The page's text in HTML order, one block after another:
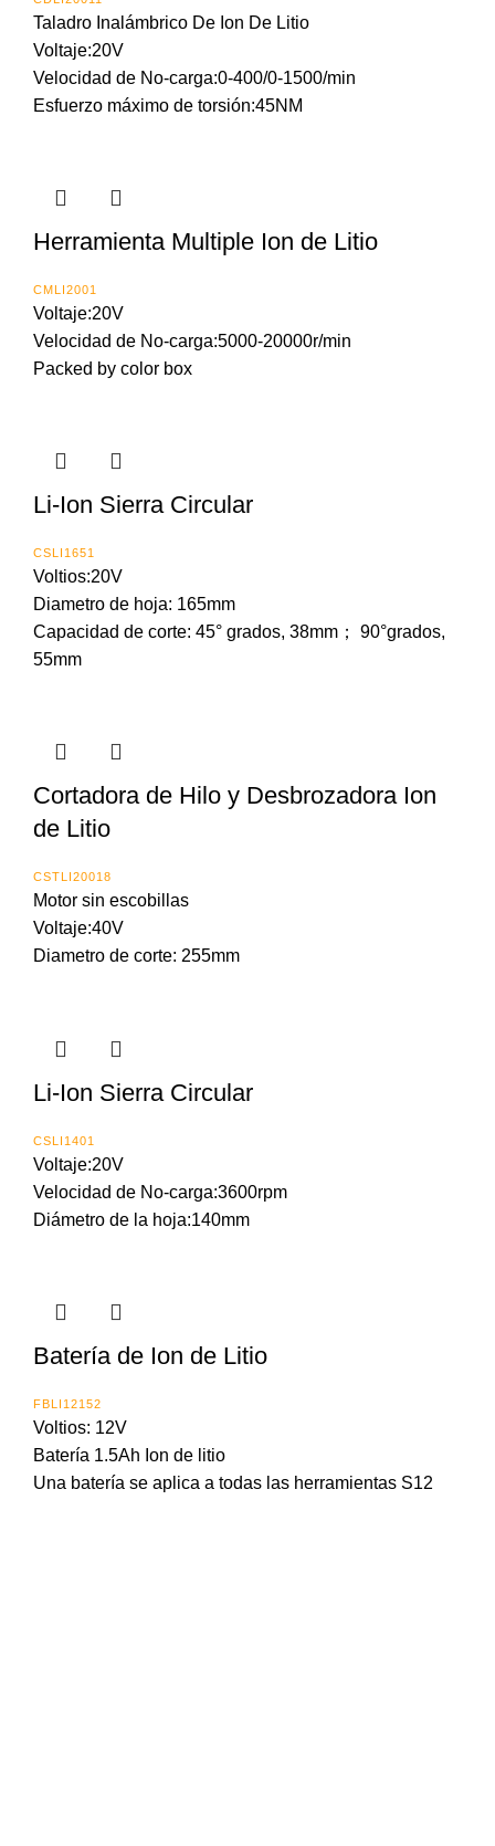
Taladro Inalámbrico De Ion De Litio
Voltaje:20V
Velocidad de No-carga:0-400/0-1500/min
Esfuerzo máximo de torsión:45NM
Herramienta Multiple Ion de Litio
CMLI2001
Voltaje:20V
Velocidad de No-carga:5000-20000r/min
Packed by color box
Li-Ion Sierra Circular
CSLI1651
Voltios:20V
Diametro de hoja: 165mm
Capacidad de corte: 45° grados, 38mm； 90°grados,
55mm
Cortadora de Hilo y Desbrozadora Ion
de Litio
CSTLI20018
Motor sin escobillas
Voltaje:40V
Diametro de corte: 255mm
Li-Ion Sierra Circular
CSLI1401
Voltaje:20V
Velocidad de No-carga:3600rpm
Diámetro de la hoja:140mm
Batería de Ion de Litio
FBLI12152
Voltios: 12V
Batería 1.5Ah Ion de litio
Una batería se aplica a todas las herramientas S12